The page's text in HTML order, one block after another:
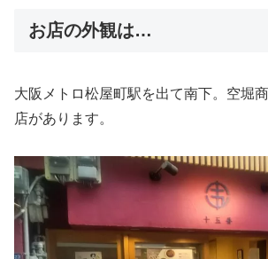
お店の外観は…
大阪メトロ松屋町駅を出て南下。空堀
店があります。